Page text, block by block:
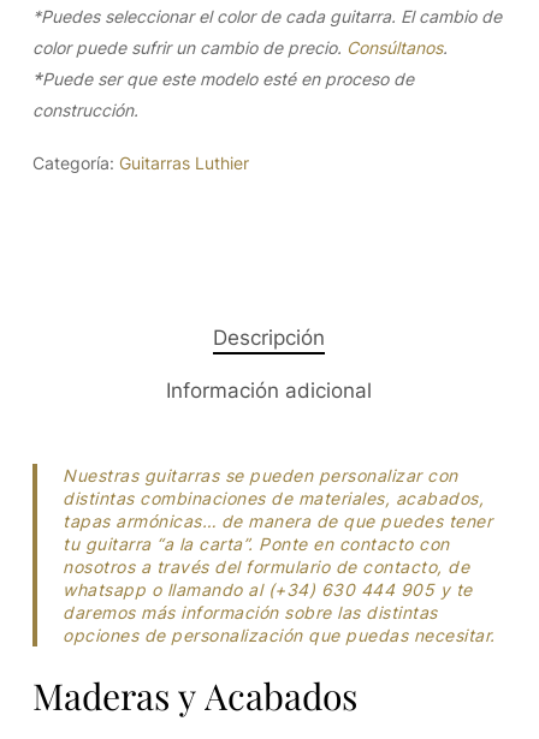
*Puedes seleccionar el color de cada guitarra. El cambio de
color puede sufrir un cambio de precio. Consúltanos.
*Puede ser que este modelo esté en proceso de
construcción.
Categoría: Guitarras Luthier
Descripción
Información adicional
Nuestras guitarras se pueden personalizar con
distintas combinaciones de materiales, acabados,
tapas armónicas… de manera de que puedes tener
tu guitarra “a la carta”. Ponte en contacto con
nosotros a través del formulario de contacto, de
whatsapp o llamando al (+34) 630 444 905 y te
daremos más información sobre las distintas
opciones de personalización que puedas necesitar.
Maderas y Acabados